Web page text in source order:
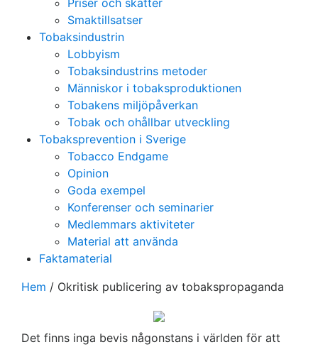
Priser och skatter
Smaktillsatser
Tobaksindustrin
Lobbyism
Tobaksindustrins metoder
Människor i tobaksproduktionen
Tobakens miljöpåverkan
Tobak och ohållbar utveckling
Tobaksprevention i Sverige
Tobacco Endgame
Opinion
Goda exempel
Konferenser och seminarier
Medlemmars aktiviteter
Material att använda
Faktamaterial
Hem / Okritisk publicering av tobakspropaganda
Det finns inga bevis någonstans i världen för att